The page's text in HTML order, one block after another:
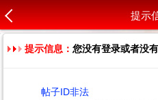
提示
提示信息：您没有登录或者没
帖子ID非法